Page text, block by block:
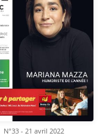
N°33 - 21 avril 2022